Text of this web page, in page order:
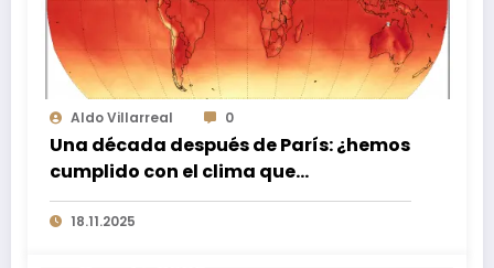
Aldo Villarreal 0
Una década después de París: ¿hemos
cumplido con el clima que
prometimos?
18.11.2025